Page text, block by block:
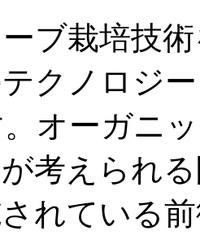
ブ栽培技
クノロジ
オーガニ
考えられ
れている